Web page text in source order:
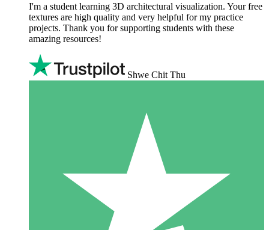
I'm a student learning 3D architectural visualization. Your free
textures are high quality and very helpful for my practice
projects. Thank you for supporting students with these
amazing resources!
Shwe Chit Thu